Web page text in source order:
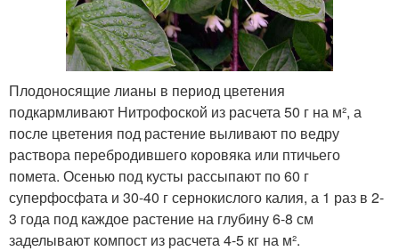
Плодоносящие лианы в период цветения
подкармливают Нитрофоской из расчета 50 г на м², а
после цветения под растение выливают по ведру
раствора перебродившего коровяка или птичьего
помета. Осенью под кусты рассыпают по 60 г
суперфосфата и 30-40 г сернокислого калия, а 1 раз в 2-
3 года под каждое растение на глубину 6-8 см
заделывают компост из расчета 4-5 кг на м².